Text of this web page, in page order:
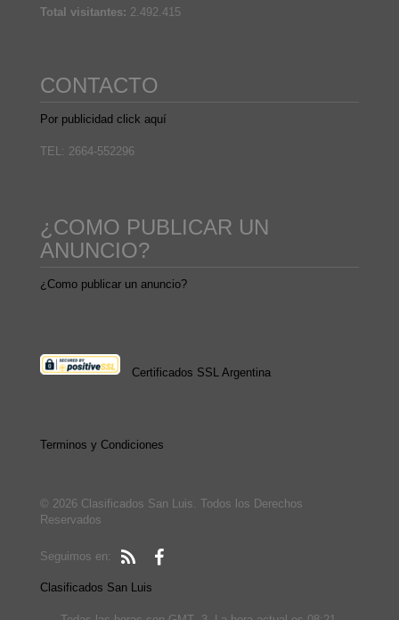
Total visitantes: 2.492.415
CONTACTO
Por publicidad click aquí
TEL: 2664-552296
¿COMO PUBLICAR UN
ANUNCIO?
¿Como publicar un anuncio?
Certificados SSL Argentina
Terminos y Condiciones
© 2026 Clasificados San Luis. Todos los Derechos
Reservados
Seguimos en:
Clasificados San Luis